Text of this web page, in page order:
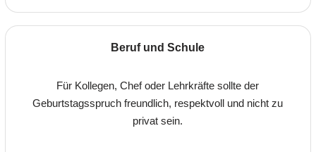
Beruf und Schule
Für Kollegen, Chef oder Lehrkräfte sollte der
Geburtstagsspruch freundlich, respektvoll und nicht zu
privat sein.